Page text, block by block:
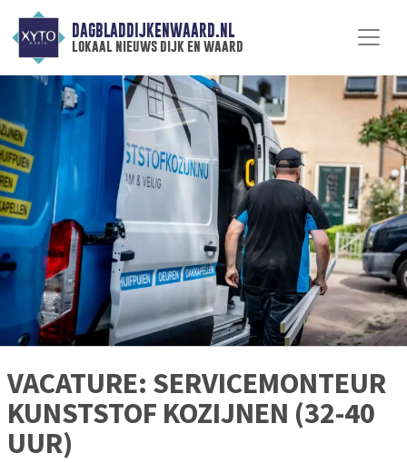
DAGBLADDIJKENWAARD.NL
lokaal nieuws dijk en waard
VACATURE: SERVICEMONTEUR
KUNSTSTOF KOZIJNEN (32-40
UUR)